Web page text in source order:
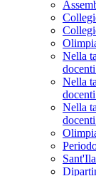
Nella
Nella
Nella